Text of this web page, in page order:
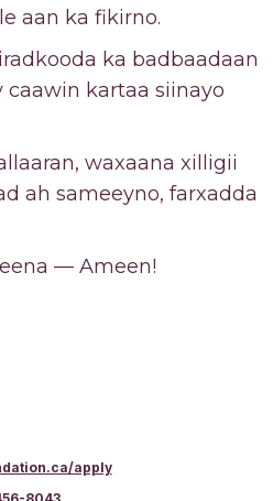
aan ka fikirno.
ka badbaadaan
caawin kartaa siinayo
waxaana xilligii
ah sameeyno, farxadda
— Ameen!
apply